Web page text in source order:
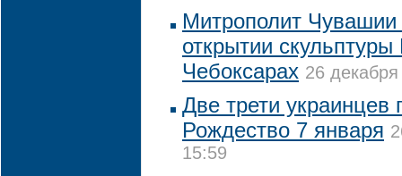
Митрополит Чувашии
открытии
Чебоксарах 26
Две трети украинцев
Рождество 7 января
15:59